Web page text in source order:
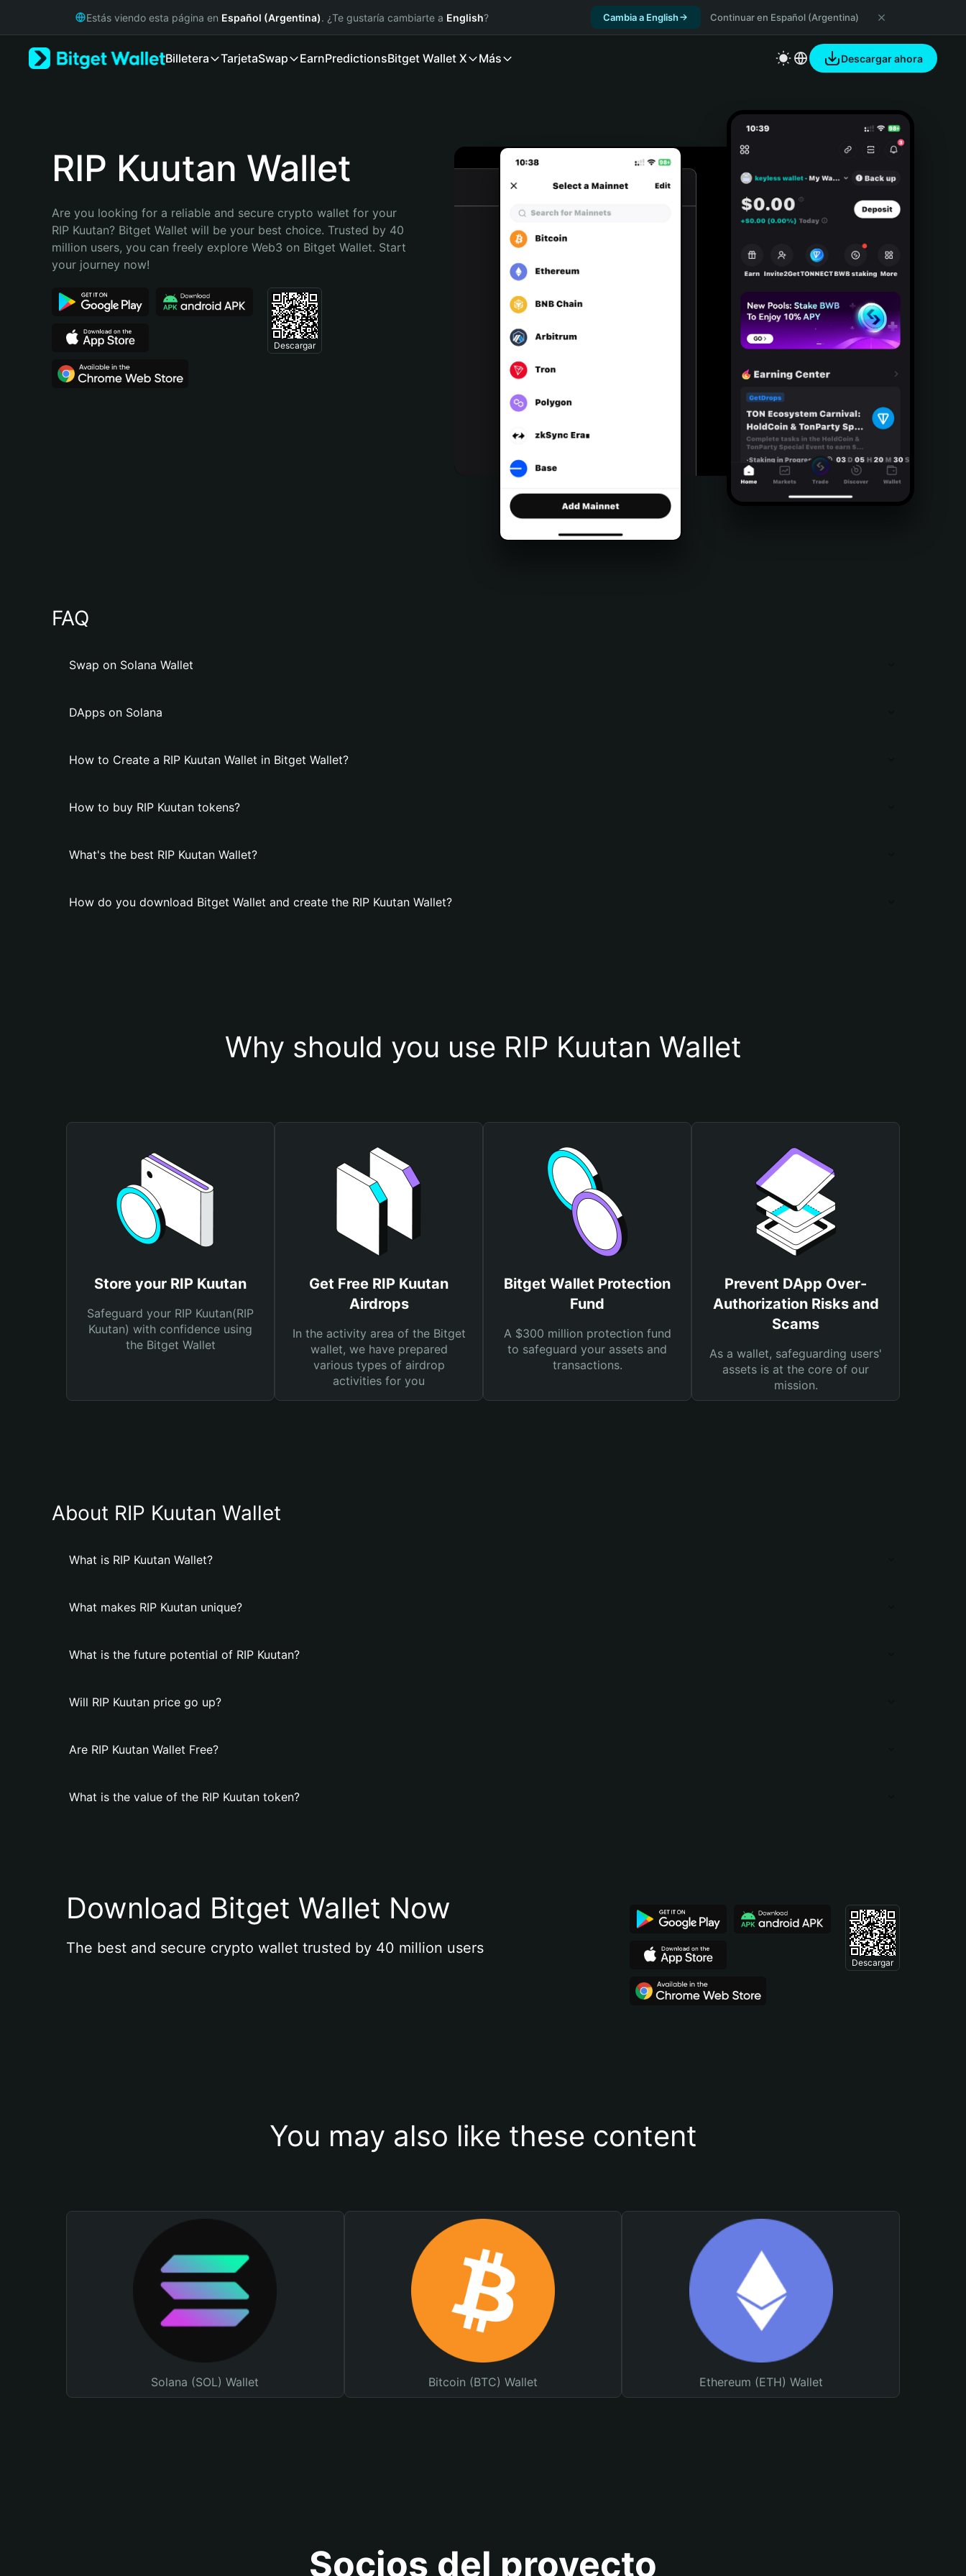
Русский
Bahasa Indonesia
Português (Brasil)
Estás viendo esta página en Español (Argentina). ¿Te gustaría cambiarte a English? Cambia a English Continuar en Español (Argentina)
Billetera TarjetaSwap EarnPredictionsBitget Wallet X Más Descargar ahora
RIP Kuutan Wallet
Are you looking for a reliable and secure crypto wallet for your
RIP Kuutan? Bitget Wallet will be your best choice. Trusted by 40
million users, you can freely explore Web3 on Bitget Wallet. Start
your journey now!
Descargar
FAQ
Swap on Solana Wallet
DApps on Solana
How to Create a RIP Kuutan Wallet in Bitget Wallet?
How to buy RIP Kuutan tokens?
What's the best RIP Kuutan Wallet?
How do you download Bitget Wallet and create the RIP Kuutan Wallet?
Why should you use RIP Kuutan Wallet
Store your RIP Kuutan
Safeguard your RIP Kuutan(RIP
Kuutan) with confidence using
the Bitget Wallet
Get Free RIP Kuutan
Airdrops
In the activity area of the Bitget
wallet, we have prepared
various types of airdrop
activities for you
Bitget Wallet Protection
Fund
A $300 million protection fund
to safeguard your assets and
transactions.
Prevent DApp Over-
Authorization Risks and
Scams
As a wallet, safeguarding users'
assets is at the core of our
mission.
About RIP Kuutan Wallet
What is RIP Kuutan Wallet?
What makes RIP Kuutan unique?
What is the future potential of RIP Kuutan?
Will RIP Kuutan price go up?
Are RIP Kuutan Wallet Free?
What is the value of the RIP Kuutan token?
Download Bitget Wallet Now
The best and secure crypto wallet trusted by 40 million users
Descargar
You may also like these content
Solana (SOL) Wallet Bitcoin (BTC) Wallet Ethereum (ETH) Wallet
Socios del proyecto